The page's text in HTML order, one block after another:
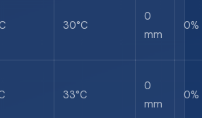
30°C
0
mm
0%
33°C
0
mm
0%